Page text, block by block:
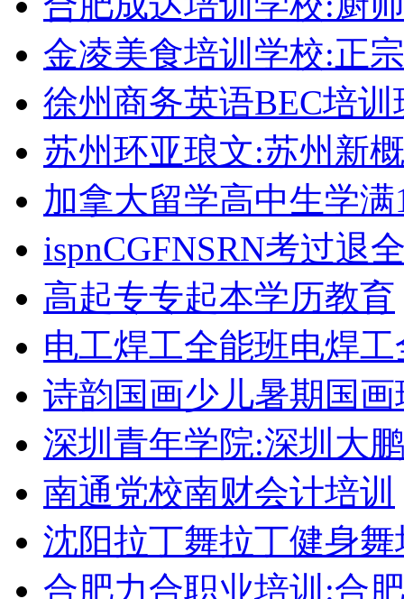
金凌美食培训学校:正
徐州商务英语BEC培训
苏州环亚琅文:苏州新
加拿大留学高中生学满
ispnCGFNSRN考过退
高起专专起本学历教育
电工焊工全能班电焊
诗韵国画少儿暑期国
深圳青年学院:深圳大
南通党校南财会计培训
沈阳拉丁舞拉丁健身舞
合肥力合职业培训:合